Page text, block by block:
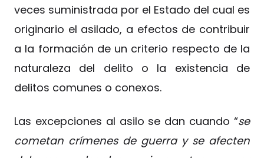
veces suministrada por el Estado del cual es
originario el asilado, a efectos de contribuir
a la formación de un criterio respecto de la
naturaleza del delito o la existencia de
delitos comunes o conexos.
Las excepciones al asilo se dan cuando “se
cometan crímenes de guerra y se afecten